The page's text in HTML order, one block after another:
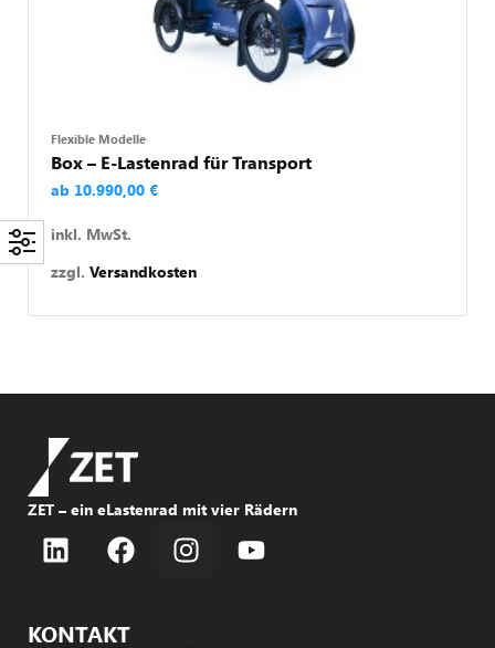
Flexible Modelle
Box – E-Lastenrad für Transport
ab 10.990,00 €
inkl. MwSt.
zzgl. Versandkosten
ZET – ein eLastenrad mit vier Rädern
KONTAKT